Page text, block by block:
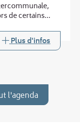
de certains
Plus d'infos
l'agenda